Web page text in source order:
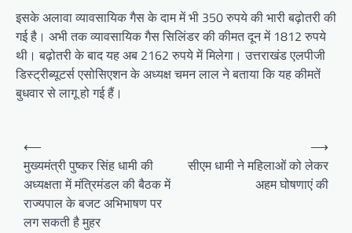
इसके अलावा व्यावसायिक गैस के दाम में भी 350 रुपये की भारी बढ़ोतरी की
गई है। अभी तक व्यावसायिक गैस सिलिंडर की कीमत दून में 1812 रुपये
थी। बढ़ोतरी के बाद यह अब 2162 रुपये में मिलेगा। उत्तराखंड एलपीजी
डिस्ट्रीब्यूटर्स एसोसिएशन के अध्यक्ष चमन लाल ने बताया कि यह कीमतें
बुधवार से लागू हो गई हैं।
P
o
⟵
मुख्यमंत्री पुष्कर सिंह धामी की
अध्यक्षता में मंत्रिमंडल की बैठक में
राज्यपाल के बजट अभिभाषण पर
लग सकती है मुहर
सीएम धामी ने महिलाओं को लेकर
अहम घोषणाएं की
⟶